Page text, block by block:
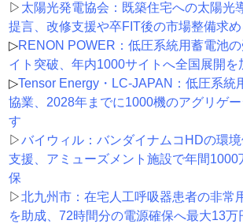
▷ 太陽光発電協会：既築住宅への太陽光
提言、改修支援や卒FIT後の市場整備求め
▷RENON POWER：低圧系統用蓄電池
イト突破、年内1000サイトへ全国展開を
▷Tensor Energy・LC-JAPAN：低圧系統
協業、2028年までに1000機のアグリゲ
す
▷バイウィル：バンダイナムコHDの環
支援、アミューズメント施設で年間1000
保
▷北九州市：在宅人工呼吸器患者の非常
を助成、72時間分の電源確保へ最大13万